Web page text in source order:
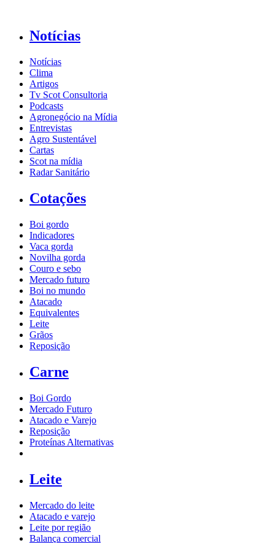
Notícias
Notícias
Clima
Artigos
Tv Scot Consultoria
Podcasts
Agronegócio na Mídia
Entrevistas
Agro Sustentável
Cartas
Scot na mídia
Radar Sanitário
Cotações
Boi gordo
Indicadores
Vaca gorda
Novilha gorda
Couro e sebo
Mercado futuro
Boi no mundo
Atacado
Equivalentes
Leite
Grãos
Reposição
Carne
Boi Gordo
Mercado Futuro
Atacado e Varejo
Reposição
Proteínas Alternativas
Leite
Mercado do leite
Atacado e varejo
Leite por região
Balança comercial